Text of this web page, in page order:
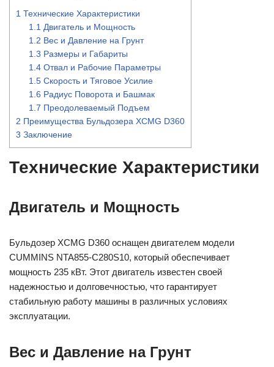
1 Технические Характеристики
1.1 Двигатель и Мощность
1.2 Вес и Давление на Грунт
1.3 Размеры и Габариты
1.4 Отвал и Рабочие Параметры
1.5 Скорость и Тяговое Усилие
1.6 Радиус Поворота и Башмак
1.7 Преодолеваемый Подъем
2 Преимущества Бульдозера XCMG D360
3 Заключение
Технические Характеристики
Двигатель и Мощность
Бульдозер XCMG D360 оснащен двигателем модели
CUMMINS NTA855-C280S10, который обеспечивает
мощность 235 кВт. Этот двигатель известен своей
надежностью и долговечностью, что гарантирует
стабильную работу машины в различных условиях
эксплуатации.
Вес и Давление на Грунт